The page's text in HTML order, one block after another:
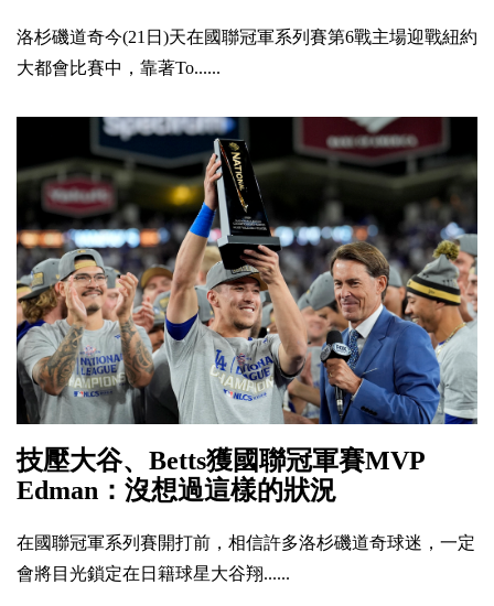
洛杉磯道奇今(21日)天在國聯冠軍系列賽第6戰主場迎戰紐約
大都會比賽中，靠著To......
技壓大谷、Betts獲國聯冠軍賽MVP
Edman：沒想過這樣的狀況
在國聯冠軍系列賽開打前，相信許多洛杉磯道奇球迷，一定
會將目光鎖定在日籍球星大谷翔......